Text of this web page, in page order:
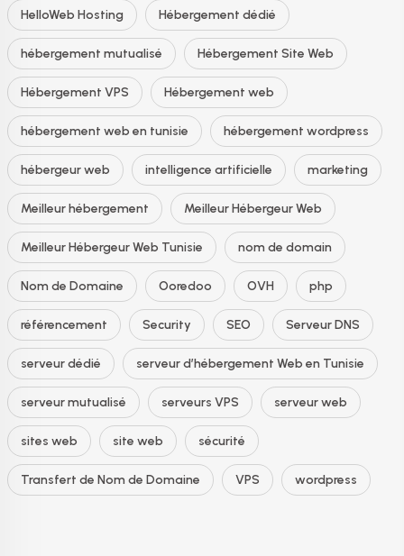
HelloWeb Hosting Hébergement dédié
hébergement mutualisé Hébergement Site Web
Hébergement VPS Hébergement web
hébergement web en tunisie hébergement wordpress
hébergeur web intelligence artificielle marketing
Meilleur hébergement Meilleur Hébergeur Web
Meilleur Hébergeur Web Tunisie nom de domain
Nom de Domaine Ooredoo OVH php
référencement Security SEO Serveur DNS
serveur dédié serveur d’hébergement Web en Tunisie
serveur mutualisé serveurs VPS serveur web
sites web site web sécurité
Transfert de Nom de Domaine VPS wordpress